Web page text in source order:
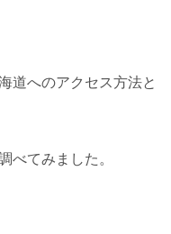
道へのアクセス方法と
べてみました。